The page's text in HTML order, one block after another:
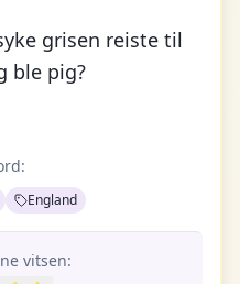
grisen reiste til
ble pig?
England
vitsen: